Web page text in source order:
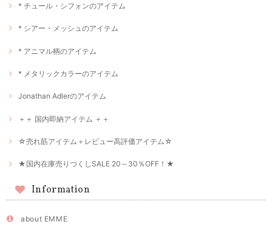
* チュール・シフォンのアイテム
* シアー・メッシュのアイテム
* アニマル柄のアイテム
* メタリックカラーのアイテム
Jonathan Adlerのアイテム
＋＋ 国内即納アイテム ＋＋
☆売れ筋アイテム＋レビュー高評価アイテム☆
★国内在庫売りつくしSALE 20～30％OFF！★
Information
about EMME